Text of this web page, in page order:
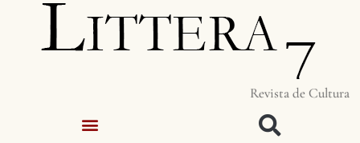
Revista de Cultura